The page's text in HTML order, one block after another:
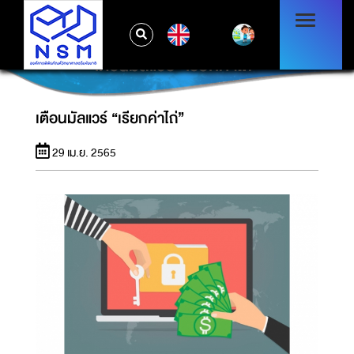
เตือนมัลแวร์ “เรียกค่าไถ่”
เตือนมัลแวร์ “เรียกค่าไถ่”
29 เม.ย. 2565